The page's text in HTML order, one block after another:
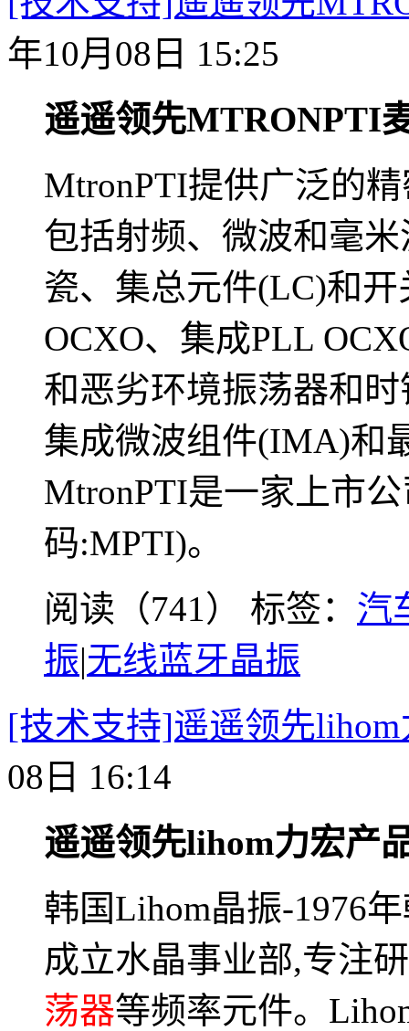
年10月08日 15:25
遥遥领先MTRONPTI
MtronPTI提供广泛的
包括射频、微波和毫
瓷、集总元件(LC)和
OCXO、集成PLL
和恶劣环境振荡器和时
集成微波组件(IMA)和
MtronPTI是一家上市
码:MPTI)。
阅读（741） 标签： 汽
振|无线蓝牙晶振
[技术支持]遥遥领先
08日 16:14
遥遥领先lihom力宏产
韩国Lihom晶振-1976
成立水晶事业部,专注
荡器等频率元件。